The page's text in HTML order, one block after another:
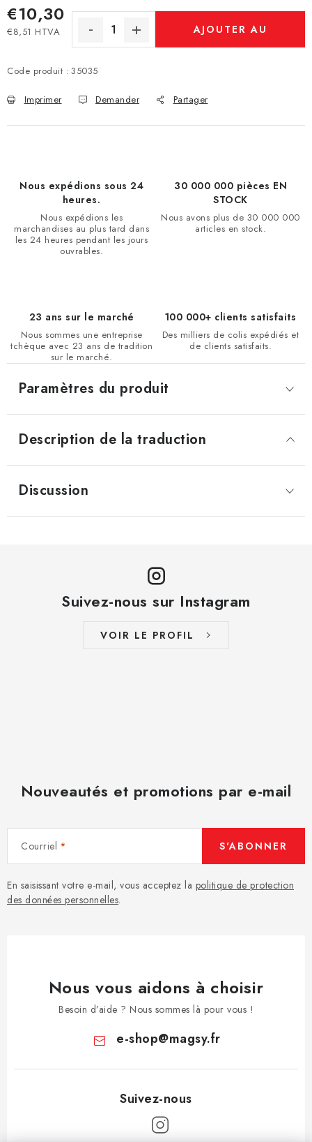
€10,30
€8,51 HTVA
Prix de la mesure:
AJOUTER AU
Code produit : 35035
Imprimer Demander Partager
Nous expédions sous 24
heures.
Nous expédions les
marchandises au plus tard dans
les 24 heures pendant les jours
ouvrables.
30 000 000 pièces EN
STOCK
Nous avons plus de 30 000 000
articles en stock.
23 ans sur le marché
Nous sommes une entreprise
tchèque avec 23 ans de tradition
sur le marché.
100 000+ clients satisfaits
Des milliers de colis expédiés et
de clients satisfaits.
Description de la traduction
Paramètres du produit
Discussion
Suivez-nous sur Instagram
VOIR LE PROFIL
Nouveautés et promotions par e-mail
Courriel
En saisissant votre e-mail, vous acceptez la politique de protection
des données personnelles.
S'ABONNER
Nous vous aidons à choisir
Besoin d’aide ? Nous sommes là pour vous !
e-shop@magsy.fr